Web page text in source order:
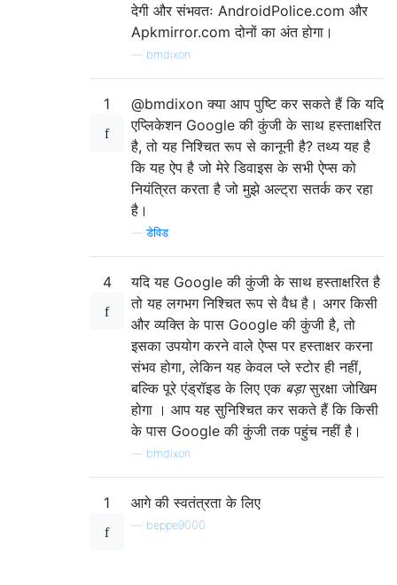
देगी और संभवतः AndroidPolice.com और
Apkmirror.com दोनों का अंत होगा।
bmdixon
1
@bmdixon क्या आप पुष्टि कर सकते हैं कि यदि
एप्लिकेशन Google की कुंजी के साथ हस्ताक्षरित
है, तो यह निश्चित रूप से कानूनी है? तथ्य यह है
कि यह ऐप है जो मेरे डिवाइस के सभी ऐप्स को
नियंत्रित करता है जो मुझे अल्ट्रा सतर्क कर रहा
है।
—डेविड
4
यदि यह Google की कुंजी के साथ हस्ताक्षरित है
तो यह लगभग निश्चित रूप से वैध है। अगर किसी
और व्यक्ति के पास Google की कुंजी है, तो
इसका उपयोग करने वाले ऐप्स पर हस्ताक्षर करना
संभव होगा, लेकिन यह केवल प्ले स्टोर ही नहीं,
बल्कि पूरे एंड्रॉइड के लिए एक बड़ासुरक्षा जोखिम
होगा । आप यह सुनिश्चित कर सकते हैं कि किसी
के पास Google की कुंजी तक पहुंच नहीं है।
bmdixon
1 आगे की स्वतंत्रता के लिए
beppe9000